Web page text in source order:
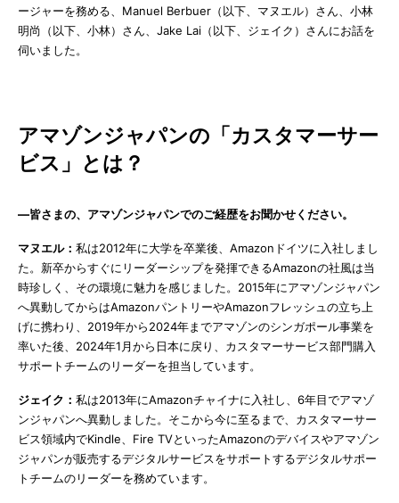
ージャーを務める、Manuel Berbuer（以下、マヌエル）さん、小林
明尚（以下、小林）さん、Jake Lai（以下、ジェイク）さんにお話を
伺いました。
アマゾンジャパンの「カスタマーサー
ビス」とは？
―皆さまの、アマゾンジャパンでのご経歴をお聞かせください。
マヌエル： 私は2012年に大学を卒業後、Amazonドイツに入社しまし
た。新卒からすぐにリーダーシップを発揮できるAmazonの社風は当
時珍しく、その環境に魅力を感じました。2015年にアマゾンジャパン
へ異動してからはAmazonパントリーやAmazonフレッシュの立ち上
げに携わり、2019年から2024年までアマゾンのシンガポール事業を
率いた後、2024年1月から日本に戻り、カスタマーサービス部門購入
サポートチームのリーダーを担当しています。
ジェイク： 私は2013年にAmazonチャイナに入社し、6年目でアマゾ
ンジャパンへ異動しました。そこから今に至るまで、カスタマーサー
ビス領域内でKindle、Fire TVといったAmazonのデバイスやアマゾン
ジャパンが販売するデジタルサービスをサポートするデジタルサポー
トチームのリーダーを務めています。